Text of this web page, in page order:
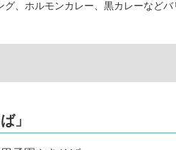
、ホルモンカレー、黒カレーなどバ
」